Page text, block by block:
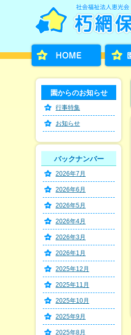
園からのお知らせ
行事特集
お知らせ
バックナンバー
2026年7月
2026年6月
2026年5月
2026年4月
2026年3月
2026年1月
2025年12月
2025年11月
2025年10月
2025年9月
2025年8月